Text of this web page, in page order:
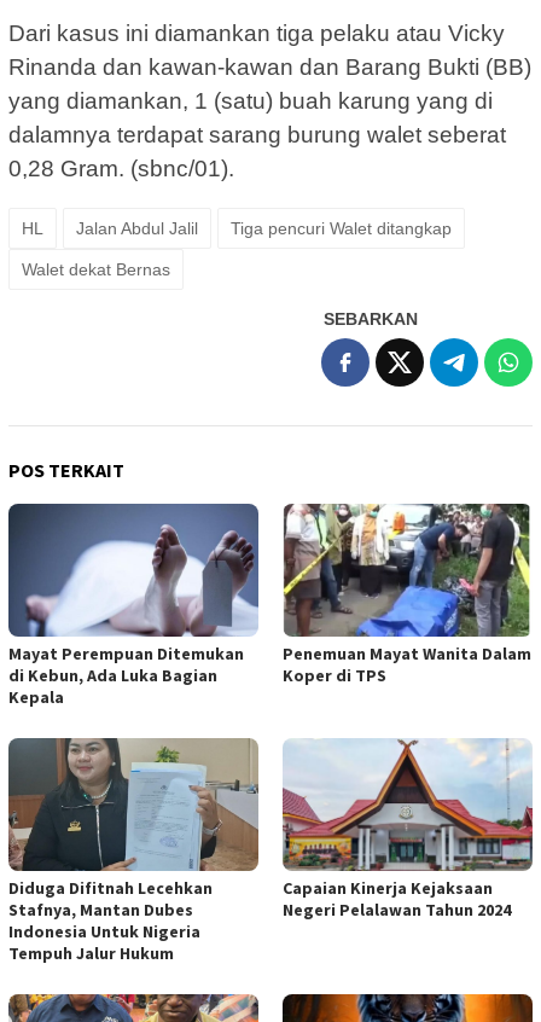
Dari kasus ini diamankan tiga pelaku atau Vicky
Rinanda dan kawan-kawan dan Barang Bukti (BB)
yang diamankan, 1 (satu) buah karung yang di
dalamnya terdapat sarang burung walet seberat
0,28 Gram. (sbnc/01).
HL Jalan Abdul Jalil Tiga pencuri Walet ditangkap
Walet dekat Bernas
SEBARKAN
POS TERKAIT
Mayat Perempuan Ditemukan
di Kebun, Ada Luka Bagian
Kepala
Penemuan Mayat Wanita Dalam
Koper di TPS
Diduga Difitnah Lecehkan
Stafnya, Mantan Dubes
Indonesia Untuk Nigeria
Tempuh Jalur Hukum
Capaian Kinerja Kejaksaan
Negeri Pelalawan Tahun 2024